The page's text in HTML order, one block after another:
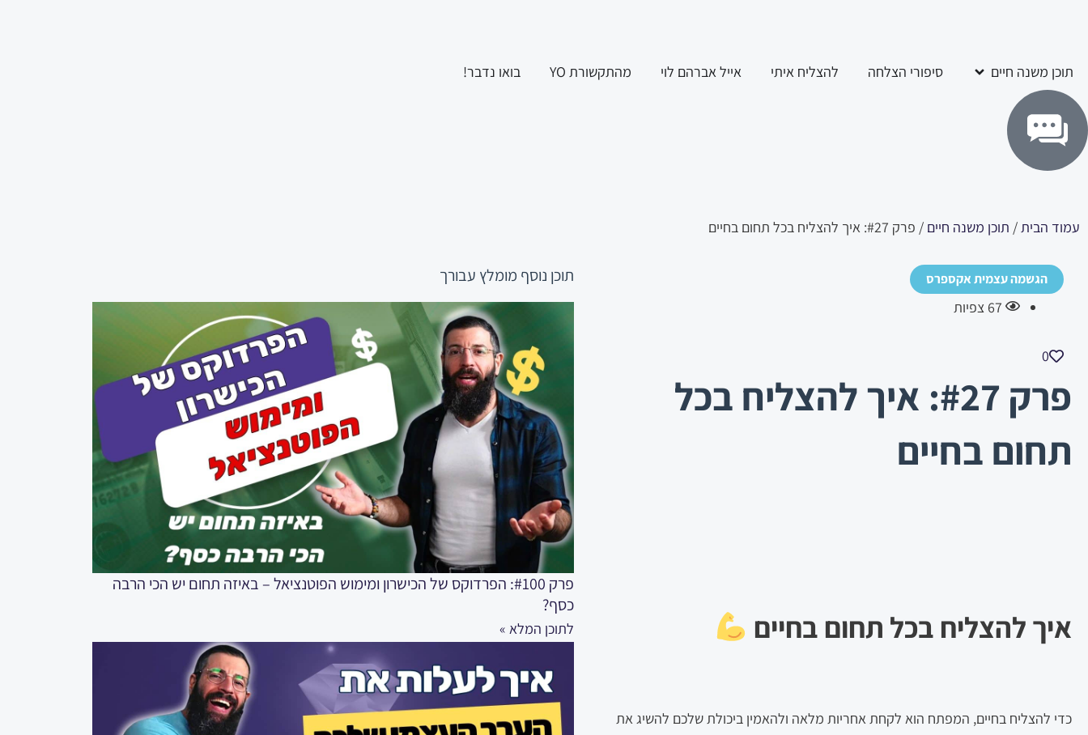
תוכן משנה חיים פתח תוכן משנה חיים
סיפורי הצלחה להצליח איתי אייל אברהם לוי מהתקשורת YO בואו נדבר!
עמוד הבית/ תוכן משנה חיים / פרק #27: איך להצליח בכל תחום בחיים
הגשמה עצמית אקספרס
67 צפיות
0
פרק #27: איך להצליח בכל
תחום בחיים
איך להצליח בכל תחום בחיים
כדי להצליח בחיים, המפתח הוא לקחת אחריות מלאה ולהאמין ביכולת שלכם להשיג את
תוכן נוסף מומלץ עבורך
פרק #100: הפרדוקס של הכישרון ומימוש הפוטנציאל – באיזה תחום יש הכי הרבה
כסף?
לתוכן המלא »